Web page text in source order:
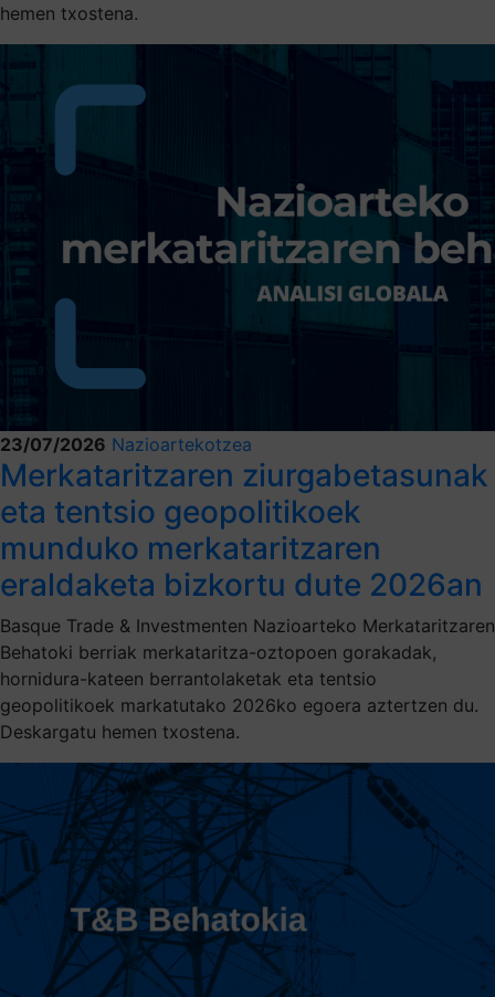
hemen txostena.
23/07/2026 Nazioartekotzea
Merkataritzaren ziurgabetasunak
eta tentsio geopolitikoek
munduko merkataritzaren
eraldaketa bizkortu dute 2026an
Basque Trade & Investmenten Nazioarteko Merkataritzaren
Behatoki berriak merkataritza-oztopoen gorakadak,
hornidura-kateen berrantolaketak eta tentsio
geopolitikoek markatutako 2026ko egoera aztertzen du.
Deskargatu hemen txostena.